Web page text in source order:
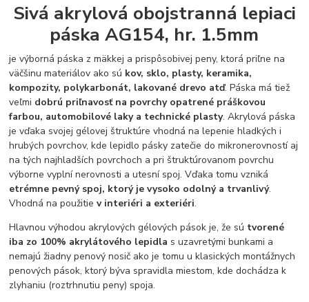
Sivá akrylová obojstranná lepiaci
páska AG154, hr. 1.5mm
je výborná páska z mäkkej a prispôsobivej peny, ktorá priľne na
väčšinu materiálov ako sú kov, sklo, plasty, keramika,
kompozity, polykarbonát, lakované drevo atď. Páska má tiež
veľmi dobrú priľnavosť na povrchy opatrené práškovou
farbou, automobilové laky a technické plasty. Akrylová páska
je vďaka svojej gélovej štruktúre vhodná na lepenie hladkých i
hrubých povrchov, kde lepidlo pásky zatečie do mikronerovností aj
na tých najhladších povrchoch a pri štruktúrovanom povrchu
výborne vyplní nerovnosti a utesní spoj. Vďaka tomu vzniká
etrémne pevný spoj, ktorý je vysoko odolný a trvanlivý.
Vhodná na použitiev interiéri a exteriéri.
Hlavnou výhodou akrylových gélových pások je, že sú tvorené
iba zo 100% akrylátového lepidla s uzavretými bunkami a
nemajú žiadny penový nosič ako je tomu u klasických montážnych
penových pások, ktorý býva spravidla miestom, kde dochádza k
zlyhaniu (roztrhnutiu peny) spoja.